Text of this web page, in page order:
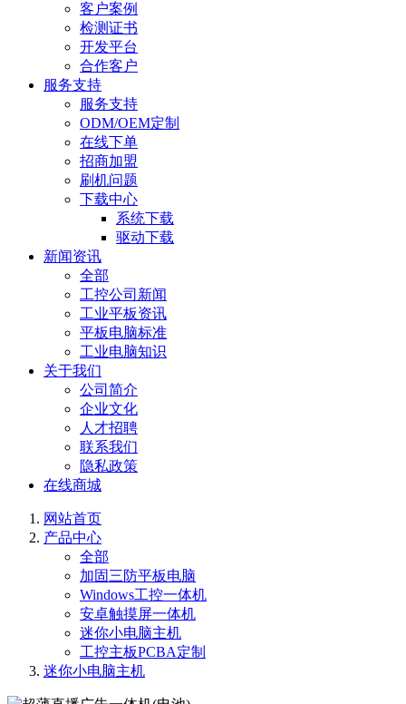
客户案例
检测证书
开发平台
合作客户
服务支持
服务支持
ODM/OEM定制
在线下单
招商加盟
刷机问题
下载中心
系统下载
驱动下载
新闻资讯
全部
工控公司新闻
工业平板资讯
平板电脑标准
工业电脑知识
关于我们
公司简介
企业文化
人才招聘
联系我们
隐私政策
在线商城
网站首页
产品中心
全部
加固三防平板电脑
Windows工控一体机
安卓触摸屏一体机
迷你小电脑主机
工控主板PCBA定制
迷你小电脑主机